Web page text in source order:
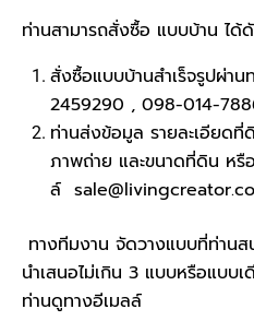
ท่านสามารถสั่งซื้อ แบบบ้าน ได้
สั่งซื้อแบบบ้านสำเร็จรูปผ่า
2459290 , 098-014-
ท่านส่งข้อมูล รายละเอียด
ภาพถ่าย และขนาดที่ดิน หรือ
ล์ sale@livingcreator.co
ทางทีมงาน จัดวางแบบที่ท่าน
นำเสนอไม่เกิน 3 แบบหรือแบบ
ท่านดูทางอีเมลล์